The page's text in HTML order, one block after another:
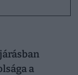
a